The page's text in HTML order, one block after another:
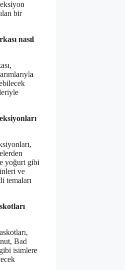
bir
nasıl
yoğurt gibi
ve
temaları
Bad
isimlere